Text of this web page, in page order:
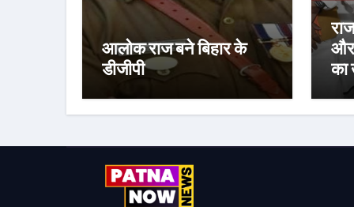
आलोक राज बने बिहार के
डीजीपी
और
का